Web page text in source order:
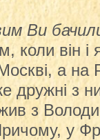
Ви
коли він і
а на
дружні з
з
у